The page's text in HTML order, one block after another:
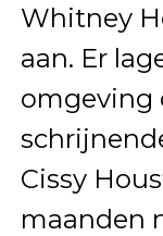
Whitney
aan. Er
omgeving
Cissy
maanden